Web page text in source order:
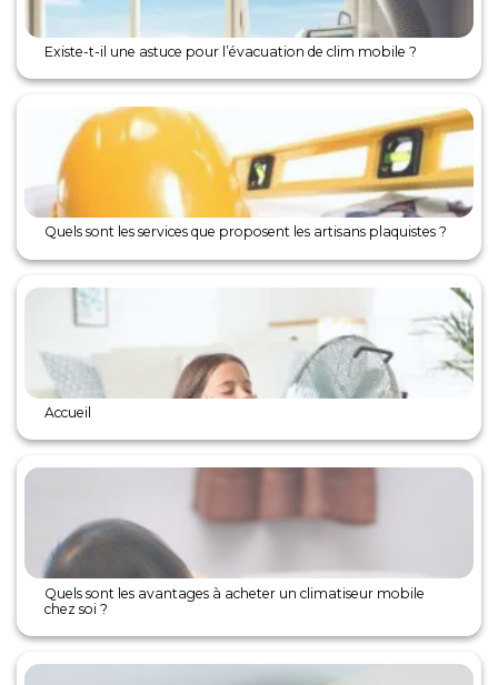
Existe-t-il une astuce pour l’évacuation de clim mobile ?
Quels sont les services que proposent les artisans plaquistes ?
Accueil
Quels sont les avantages à acheter un climatiseur mobile
chez soi ?